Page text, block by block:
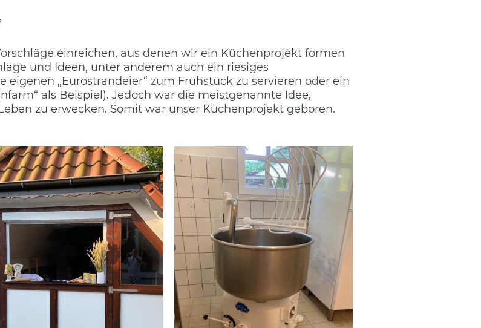
einreichen, aus denen wir ein Küchenprojekt formen
und Ideen, unter anderem auch ein riesiges
eigenen „Eurostrandeier“ zum Frühstück zu servieren oder ein
als Beispiel). Jedoch war die meistgenannte Idee,
zu erwecken. Somit war unser Küchenprojekt geboren.